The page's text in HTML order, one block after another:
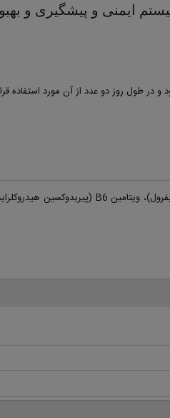
ایمنی و پیشگیری و
در طول روز دو عدد از آن مورد استفاده